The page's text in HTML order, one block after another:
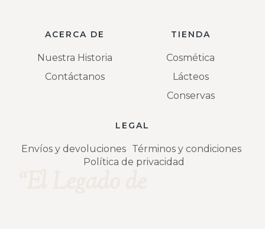
ACERCA DE
Nuestra Historia
Contáctanos
TIENDA
Cosmética
Lácteos
Conservas
LEGAL
Envíos y devoluciones
Términos y condiciones
Política de privacidad